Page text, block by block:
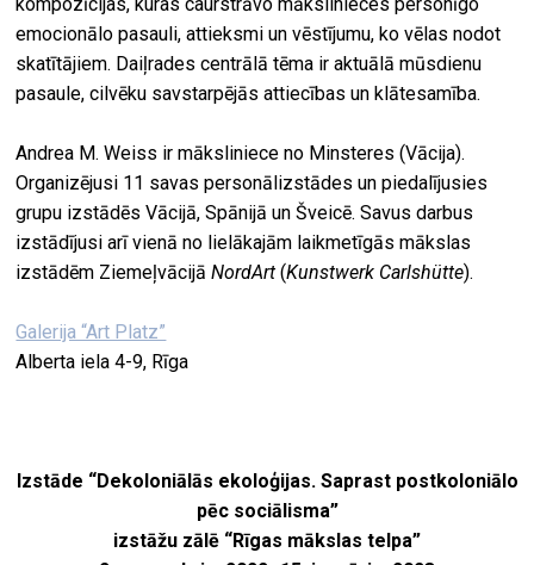
emocionālo pasauli, attieksmi un vēstījumu, ko vēlas nodot
skatītājiem. Daiļrades centrālā tēma ir aktuālā mūsdienu
pasaule, cilvēku savstarpējās attiecības un klātesamība.
Andrea M. Weiss ir māksliniece no Minsteres (Vācija).
Organizējusi 11 savas personālizstādes un piedalījusies
grupu izstādēs Vācijā, Spānijā un Šveicē. Savus darbus
izstādījusi arī vienā no lielākajām laikmetīgās mākslas
izstādēm ZiemeļvācijāNordArt(Kunstwerk Carlshütte).
Galerija “Art Platz”
Alberta iela 4-9, Rīga
Izstāde “Dekoloniālās ekoloģijas. Saprast postkoloniālo
pēc sociālisma”
izstāžu zālē “Rīgas mākslas telpa”